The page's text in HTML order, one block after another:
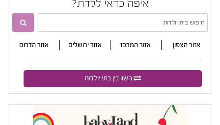
איפה כדאי ללדת?

אזור הצפון אזור המרכז אזור ירושלים אזור הדרום
השוו בין בתי יולדות